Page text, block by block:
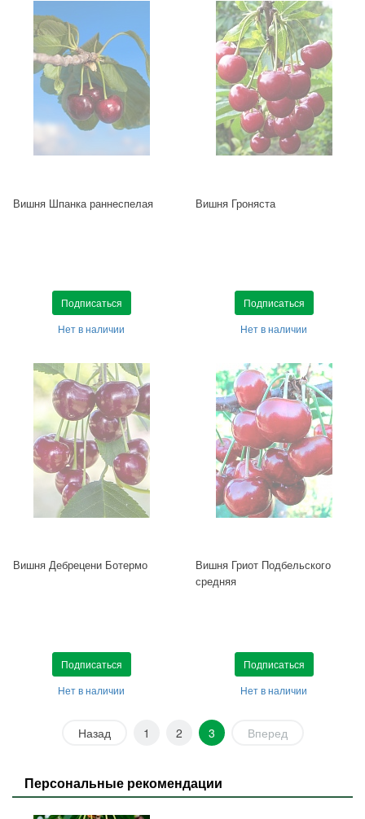
Вишня Шпанка раннеспелая
Подписаться
Нет в наличии
Вишня Гроняста
Подписаться
Нет в наличии
Вишня Дебрецени Ботермо
Подписаться
Нет в наличии
Вишня Гриот Подбельского
средняя
Подписаться
Нет в наличии
Назад 1 2 3 Вперед
Персональные рекомендации